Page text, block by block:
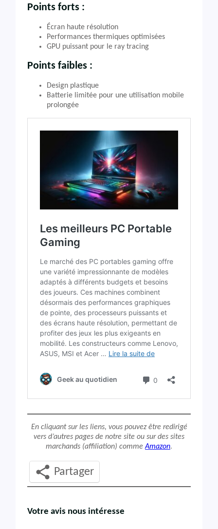
Points forts :
Écran haute résolution
Performances thermiques optimisées
GPU puissant pour le ray tracing
Points faibles :
Design plastique
Batterie limitée pour une utilisation mobile
prolongée
En cliquant sur les liens, vous pouvez être redirigé
vers d’autres pages de notre site ou sur des sites
marchands (affiliation) commeAmazon.
Partager
Votre avis nous intéresse